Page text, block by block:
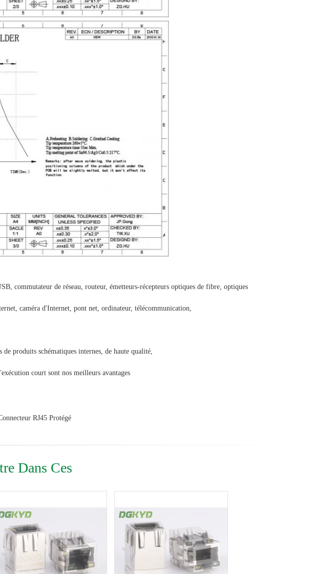
commutateur de réseau, routeur, émetteurs-récepteurs optiques de fibre, optiques
caméra d'Internet, pont net, ordinateur, télécommunication,
de produits schématiques internes, de haute qualité,
court sont nos meilleurs avantages
RJ45 Protégé
Dans Ces